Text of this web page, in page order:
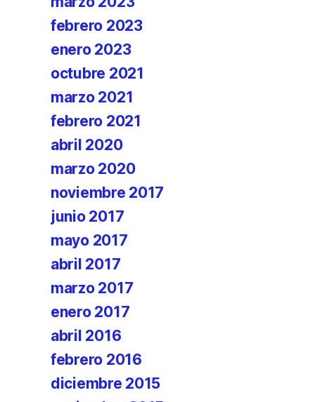
febrero 2023
enero 2023
octubre 2021
marzo 2021
febrero 2021
abril 2020
marzo 2020
noviembre 2017
junio 2017
mayo 2017
abril 2017
marzo 2017
enero 2017
abril 2016
febrero 2016
diciembre 2015